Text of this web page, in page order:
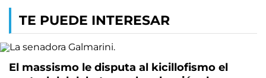
TE PUEDE INTERESAR
El massismo le disputa al kicillofismo el